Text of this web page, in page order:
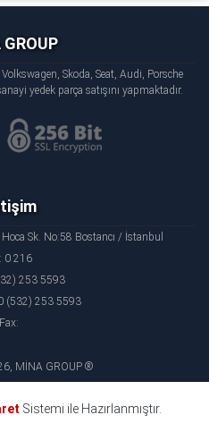
Skoda, Seat, Audi, Porsche
yedek parça satışını yapmaktadır.
Sk. No:58 Bostancı / İstanbul
0 216
253 5593
(532) 253 5593
Fax:
MİNA GROUP ®
Sistemi ile Hazırlanmıştır.